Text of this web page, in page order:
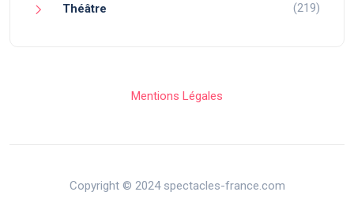
Théâtre (219)
Mentions Légales
Copyright © 2024 spectacles-france.com